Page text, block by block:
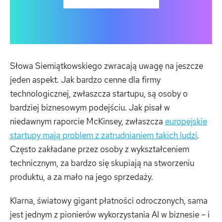
Słowa Siemiątkowskiego zwracają uwagę na jeszcze
jeden aspekt. Jak bardzo cenne dla firmy
technologicznej, zwłaszcza startupu, są osoby o
bardziej biznesowym podejściu. Jak pisał w
niedawnym raporcie McKinsey, zwłaszcza europejskie
startupy mają problem z zatrudnianiem takich ludzi.
Często zakładane przez osoby z wykształceniem
technicznym, za bardzo się skupiają na stworzeniu
produktu, a za mało na jego sprzedaży.
Klarna, światowy gigant płatności odroczonych, sama
jest jednym z pionierów wykorzystania AI w biznesie – i